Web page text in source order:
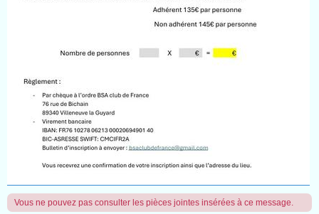
Vous ne pouvez pas consulter les pièces jointes insérées à ce message.